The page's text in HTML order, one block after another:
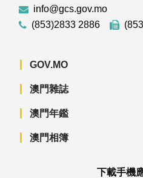
info@gcs.gov.mo
(853)2833 2886
GOV.MO
澳門雜誌
澳門年鑑
澳門相簿
下載手機